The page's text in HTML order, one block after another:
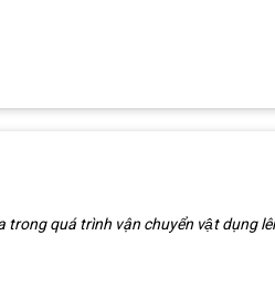
quá trình vận chuyển vật dụng